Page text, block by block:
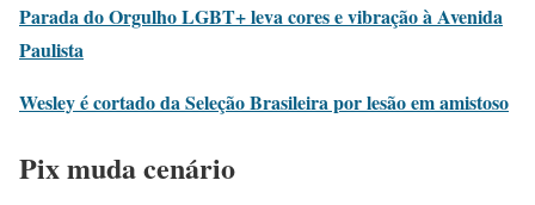
Parada do Orgulho LGBT+ leva cores e vibração à Avenida
Paulista
Wesley é cortado da Seleção Brasileira por lesão em amistoso
Pix muda cenário